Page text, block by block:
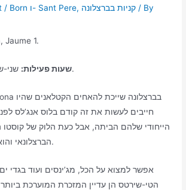
/ Born ו- Sant Pere, קניות בברצלונה / By
Jaume 1.
שעות פעילות:שני-שבת 10:00 – 22:00.
חייבים לעשות את זה קודם בלוס אנג’לס
הייחודי שלהם הביתה, אבל כעת הלוק של קוסטו
הברצלונאי והוא מניב אלפי חיקויים.
הטי-שירטס הן עדיין המזכרת המוערכת